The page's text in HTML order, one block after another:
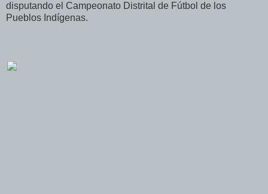
disputando el Campeonato Distrital de Fútbol de los
Pueblos Indígenas.